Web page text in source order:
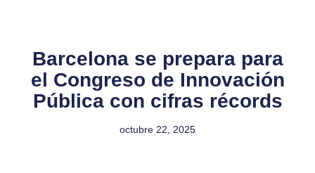
Barcelona se prepara para
el Congreso de Innovación
Pública con cifras récords
octubre 22, 2025